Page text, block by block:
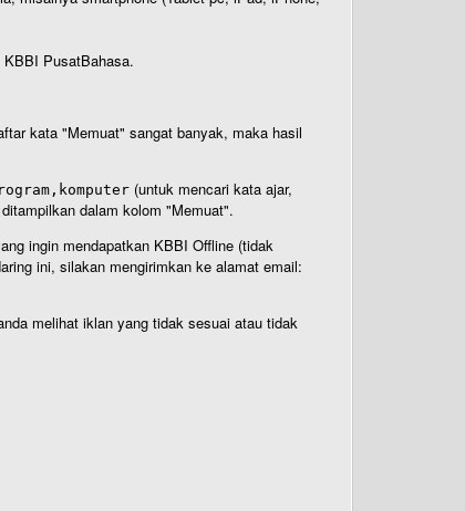
PusatBahasa.
kata "Memuat" sangat banyak, maka hasil
(untuk mencari kata ajar,
dalam kolom "Memuat".
ingin mendapatkan KBBI Offline (tidak
ini, silakan mengirimkan ke alamat email:
melihat iklan yang tidak sesuai atau tidak